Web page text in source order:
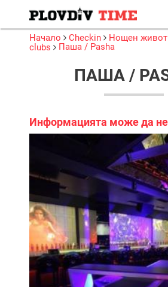
Начало Checkin Нощен живот
clubs
Паша / Pasha
ПАША /
Информацията може да не